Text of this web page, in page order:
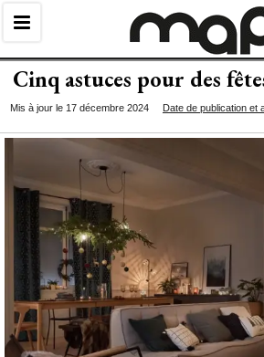
Cinq astuces pour des
Mis à jour le 17 décembre 2024 Date de publication et